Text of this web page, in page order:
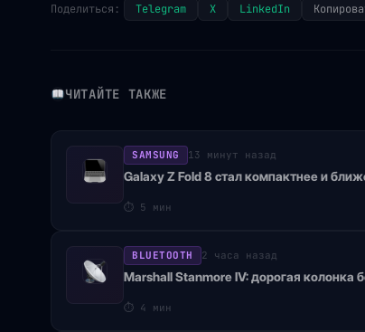
Поделиться: Telegram X LinkedIn
ЧИТАЙТЕ ТАКЖЕ
SAMSUNG 13 минут назад
Galaxy Z Fold 8 стал компактнее и
⏱ 5 мин
BLUETOOTH 2 часа назад
Marshall Stanmore IV: дорогая колонка
⏱ 4 мин